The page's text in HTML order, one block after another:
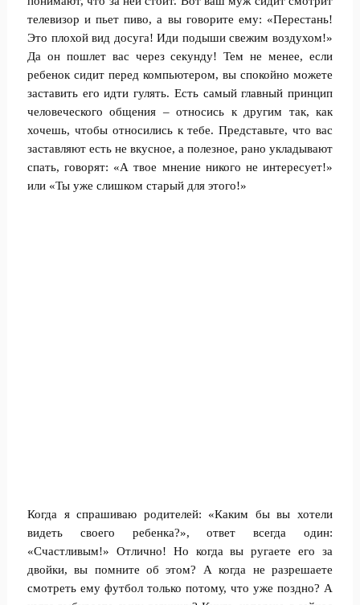
телевизор и пьет пиво, а вы говорите ему: «Перестань!
Это плохой вид досуга! Иди подыши свежим воздухом!»
Да он пошлет вас через секунду! Тем не менее, если
ребенок сидит перед компьютером, вы спокойно можете
заставить его идти гулять. Есть самый главный принцип
человеческого общения – относись к другим так, как
хочешь, чтобы относились к тебе. Представьте, что вас
заставляют есть не вкусное, а полезное, рано укладывают
спать, говорят: «А твое мнение никого не интересует!»
или «Ты уже слишком старый для этого!»
Когда я спрашиваю родителей: «Каким бы вы хотели
видеть своего ребенка?», ответ всегда один:
«Счастливым!» Отлично! Но когда вы ругаете его за
двойки, вы помните об этом? А когда не разрешаете
смотреть ему футбол только потому, что уже поздно? А